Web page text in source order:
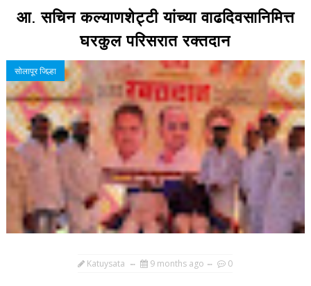
आ. सचिन कल्याणशेट्टी यांच्या वाढदिवसानिमित्त
घरकुल परिसरात रक्तदान
सोलापूर जिल्हा
Katuysata 9 months ago 0